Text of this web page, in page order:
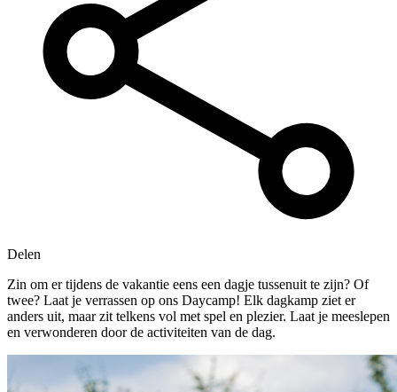
Delen
Zin om er tijdens de vakantie eens een dagje tussenuit te zijn? Of
twee? Laat je verrassen op ons Daycamp! Elk dagkamp ziet er
anders uit, maar zit telkens vol met spel en plezier. Laat je meeslepen
en verwonderen door de activiteiten van de dag.